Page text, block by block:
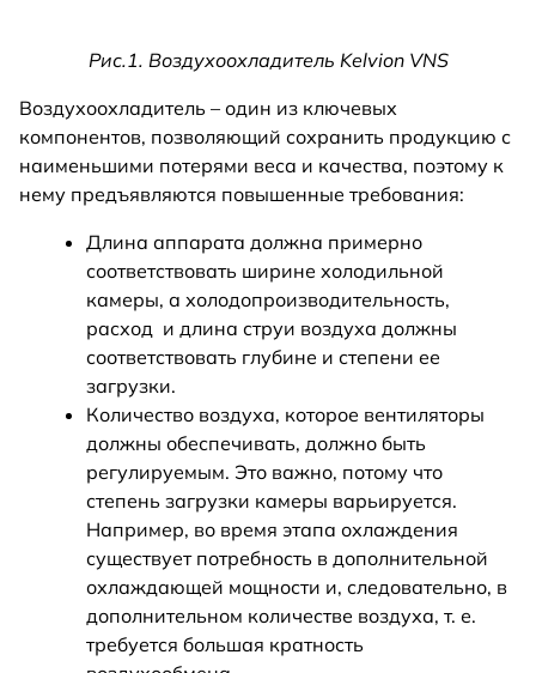
Рис.1. Воздухоохладитель Kelvion VNS
Воздухоохладитель – один из ключевых
компонентов, позволяющий сохранить продукцию с
наименьшими потерями веса и качества, поэтому к
нему предъявляются повышенные требования:
Длина аппарата должна примерно
соответствовать ширине холодильной
камеры, а холодопроизводительность,
расход и длина струи воздуха должны
соответствовать глубине и степени ее
загрузки.
Количество воздуха, которое вентиляторы
должны обеспечивать, должно быть
регулируемым. Это важно, потому что
степень загрузки камеры варьируется.
Например, во время этапа охлаждения
существует потребность в дополнительной
охлаждающей мощности и, следовательно, в
дополнительном количестве воздуха, т. е.
требуется большая кратность